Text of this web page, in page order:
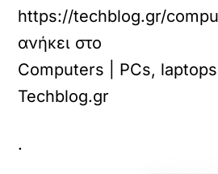
https://techblog.gr/
ανήκει στο
Computers | PCs, laptops
Techblog.gr
.